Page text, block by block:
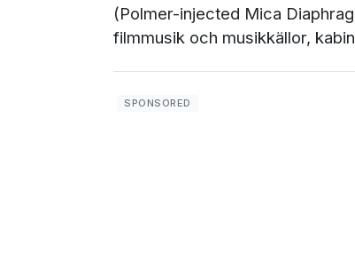
(Polmer-injected Mica
filmmusik och musikkällor,